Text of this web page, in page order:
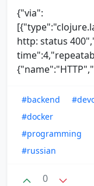
{"via":
http: status
#backend
#docker
#programming
#russian
0